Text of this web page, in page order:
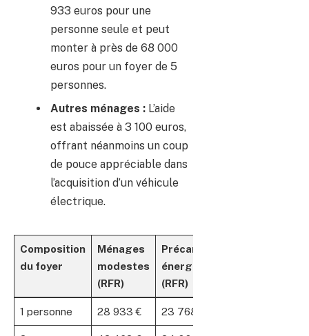
933 euros pour une
personne seule et peut
monter à près de 68 000
euros pour un foyer de 5
personnes.
Autres ménages : L’aide
est abaissée à 3 100 euros,
offrant néanmoins un coup
de pouce appréciable dans
l’acquisition d’un véhicule
électrique.
Composition
du foyer
Ménages
modestes
(RFR)
Précarité
énergétique
(RFR)
1 personne 28 933 € 23 768 €